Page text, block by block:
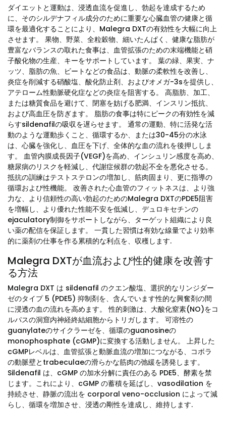
ダイエットと運動は、浸透血流を促進し、勃起を達成するため
に、そのシルデナフィル成分のために重要な心臓血管の健康と循
環を最適化することにより、Malegra DXTの有効性を大幅に向上
させます。 果物、野菜、全粒穀物、細いたんぱく、健康な脂肪が
豊富なバランスの取れた食事は、血管拡張のための末端機能と硝
子酸化物の生産、キーをサポートしています。 葉の緑、果実、ナ
ッツ、脂肪の魚、ビートなどの食品は、動脈の柔軟性を改善し、
炎症を削減する硝酸塩、酸化防止剤、およびオメガ-3sを提供し、
アテローム性動脈硬化症などの炎症を阻害する。 高脂肪、加工、
または糖質食品を避けて、閉塞を妨げる肥満、インスリン抵抗、
および高血圧を防ぎます。 脂肪の食事は特にピークの有効性を減
らすsildenafilの吸収を遅らせます。 通常の運動、特に活発な活
動のような運動歩くこと、循環するか、または30-45分の水泳
は、心臓を強化し、血圧を下げ、全体的な血の流れを後押ししま
す。 血管内膜成長因子(VEGF)を高め、インシュリン感度を高め、
糖尿病のリスクを軽減し、代謝症候群の勃起不全を悪化させる。
抵抗の訓練はテストステロンの増加し、筋肉固まり、更に指導の
循環および性機能。 改善された心血管のフィットネスは、より強
力な、より信頼性の高い勃起のためのMalegra DXTのPDE5阻害
を増幅し、より優れた性能不安を低減し、デュロキセチンの
ejaculatory制御をサポートしながら、ターゲット組織により良
い薬の配信を保証します。 一貫した習慣は有効な線量でより効率
的に薬剤の仕事を作る累積的な利点を、収穫します.
Malegra DXTが血流および性的健康を改善す
る方法
Malegra DXT は sildenafil のクエン酸塩、選択的なリンジダー
ゼのタイプ 5 (PDE5) 抑制剤を、含んでいます性的な興奮剤の間
に浸透の血の流れを高めます。 性的刺激は、大酸化窒素(NO)をコ
ルパスの洞窟内神経終結細胞からトリガします。 可溶性の
guanylateのサイクラーゼを、循環のguanosineの
monophosphate (cGMP)に変換する活動しません。 上昇した
cGMPレベルは、血管拡張と動脈血流の増加につながる、コボラ
の動脈壁とtrabeculaeの滑らかな筋肉の弛緩を誘発します。
Sildenafil は、cGMP の加水分解に責任のある PDE5、酵素を禁
じます。これにより、cGMP の蓄積を延ばし、vasodilation を
持続させ、静脈の流出を corporal veno-occlusion によって減
らし、循環を増加させ、浸透の剛性を達成し、維持します.